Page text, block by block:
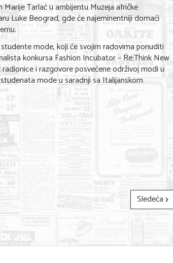
Marije Tarlać u ambijentu Muzeja afričke
Luke Beograd, gde će najeminentniji domaći
mode, koji će svojim radovima ponuditi
konkursa Fashion Incubator – Re:Think New
i razgovore posvećene održivoj modi u
mode u saradnji sa Italijanskom
Sledeća